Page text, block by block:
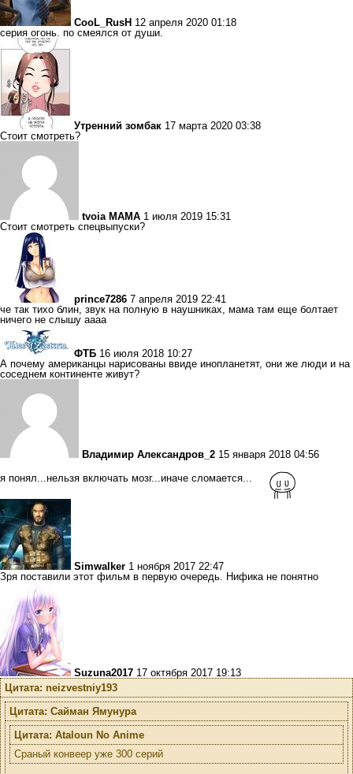
CooL_RusH 12 апреля 2020 01:18
серия огонь. по смеялся от души.
Утренний зомбак 17 марта 2020 03:38
Стоит смотреть?
tvoia MAMA 1 июля 2019 15:31
Стоит смотреть спецвыпуски?
prince7286 7 апреля 2019 22:41
че так тихо блин, звук на полную в наушниках, мама там еще болтает
ничего не слышу аааа
ФТБ 16 июля 2018 10:27
А почему американцы нарисованы ввиде инопланетят, они же люди и на
соседнем континенте живут?
Владимир Александров_2 15 января 2018 04:56
я понял...нельзя включать мозг...иначе сломается...
Simwalker 1 ноября 2017 22:47
Зря поставили этот фильм в первую очередь. Нифика не понятно
Suzuna2017 17 октября 2017 19:13
Цитата: neizvestniy193
Цитата: Сайман Ямунура
Цитата: Ataloun No Anime
Сраный конвеер уже 300 серий